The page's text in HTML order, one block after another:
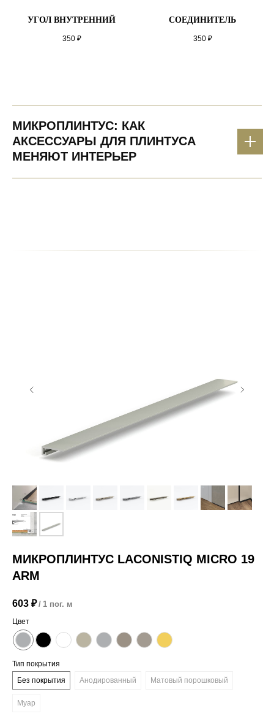
УГОЛ ВНУТРЕННИЙ
350 ₽
СОЕДИНИТЕЛЬ
350 ₽
МИКРОПЛИНТУС: КАК
АКСЕССУАРЫ ДЛЯ ПЛИНТУСА
МЕНЯЮТ ИНТЕРЬЕР
МИКРОПЛИНТУС LACONISTIQ MICRO 19
ARM
603 ₽ / 1 пог. м
Цвет
Тип покрытия
Без покрытия
Анодированный Матовый порошковый
Муар